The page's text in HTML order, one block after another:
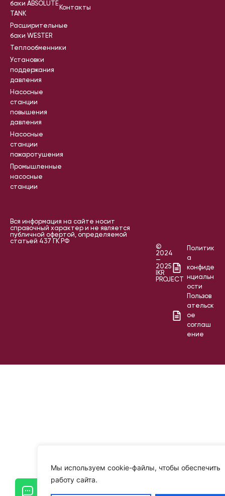
Мы используем cookie-файлы, чтобы обеспечить
работу сайта.
баки ABSOLUTE
TANK
Расширительные
баки WESTER
Теплообменники
Установки
поддержания
давления
Насосные
станции
повышения
давления
Насосные
станции
пожаротушения
Промышленные
насосные
станции
Контакты
Вся информация на сайте носит
справочный характер и не является
публичной офертой, определяемой
статьей 437 ГК РФ
©
2024
—
2025
IKR
PROJECT
Политик
а
конфиде
нциальн
ости
Пользов
ательск
ое
соглаш
ение